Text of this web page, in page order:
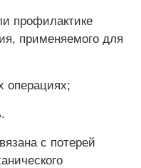
профилактике
применяемого для
опе­рациях;
с потерей